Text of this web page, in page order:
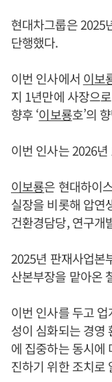
현대차그룹은 2025
단행했다.
이번 인사에서 이보
지 1년만에 사장으
향후 ‘이보룡호’의
이번 인사는 2026
이보룡은 현대하이
실장을 비롯해 압연
건환경담당, 연구개
2025년 판재사업본
산본부장을 맡아온
이번 인사를 두고
성이 심화되는 경영
에 집중하는 동시에
진하기 위한 조치로